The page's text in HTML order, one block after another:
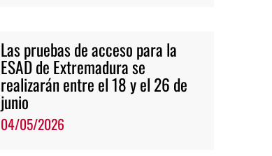
Las pruebas de acceso para la
ESAD de Extremadura se
realizarán entre el 18 y el 26 de
junio
04/05/2026